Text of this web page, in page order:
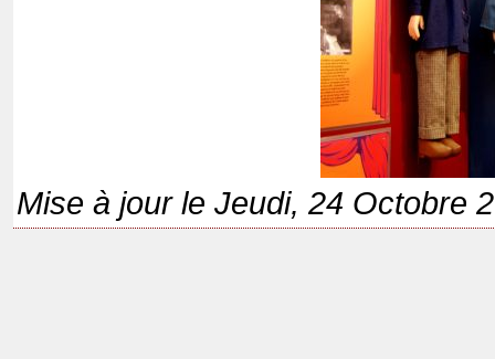
Mise à jour le Jeudi, 24 Octobre